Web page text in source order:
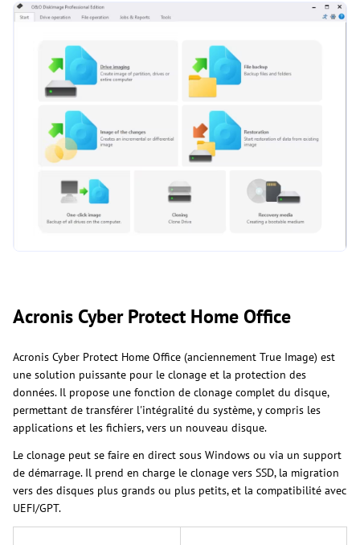
Acronis Cyber Protect Home Office
Acronis Cyber Protect Home Office (anciennement True Image) est
une solution puissante pour le clonage et la protection des
données. Il propose une fonction de clonage complet du disque,
permettant de transférer l'intégralité du système, y compris les
applications et les fichiers, vers un nouveau disque.
Le clonage peut se faire en direct sous Windows ou via un support
de démarrage. Il prend en charge le clonage vers SSD, la migration
vers des disques plus grands ou plus petits, et la compatibilité avec
UEFI/GPT.